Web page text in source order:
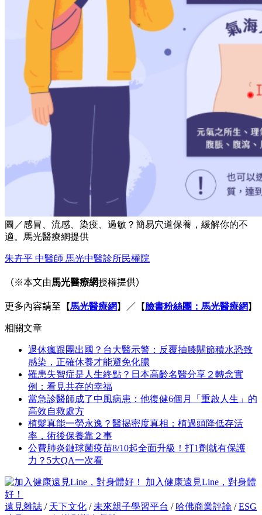
圖／感冒、流感、染疫、過敏？簡易穴道保養，緩解你的不
適。馬光醫療網提供
朱卉平 中醫師 馬光中醫診所民權院
（※本文由馬光醫療網授權提供）
更多內容請至 【馬光醫療網】／【臉書粉絲團：馬光醫療網】
相關文章
退休瘋跟團出國？台大醫示警：反覆抽膝關節積水恐致
感染，正確休養才能避免化膿
罹患失智症是人生終點？日本高齡名醫分享２轉念實
例：看見共存的幸福
當急診醫師成了中風病患：他復健6個月「重啟人生」的
高效自救處方
植髮真能一勞永逸？醫揭密度真相：植過頭降低存活
率，術後保養靠２事
公費肺炎鏈球菌疫苗8/10起全面升級！打1劑就有保護
力？5大QA一次看
加入健康遠見Line，對身體
好！
遠見雜誌 / 天下文化 / 未來親子學習平台 / 哈佛商業評論 /ESG